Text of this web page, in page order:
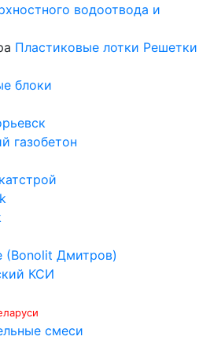
водоотвода и
Пластиковые лотки Решетки
блоки
газобетон
(Bonolit Дмитров)
КСИ
смеси